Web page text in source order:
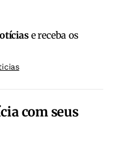
e receba os
com seus